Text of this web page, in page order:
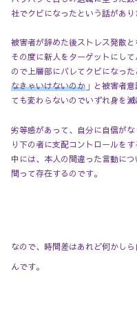
社でクビになったという話があり
被害者が辞めた後ストレス発散
その度に新人をターゲットにし
ので上層部にバレてクビになっ
なきゃいけないのか 」と被害者
ても変わらないのでいずれ身を滅
劣等感があって、自分に自信が
り下の者に支配コントロールを
中には、本人の間違った言動に
間って存在するのです。
なので、時間差はあれど何かし
んです。